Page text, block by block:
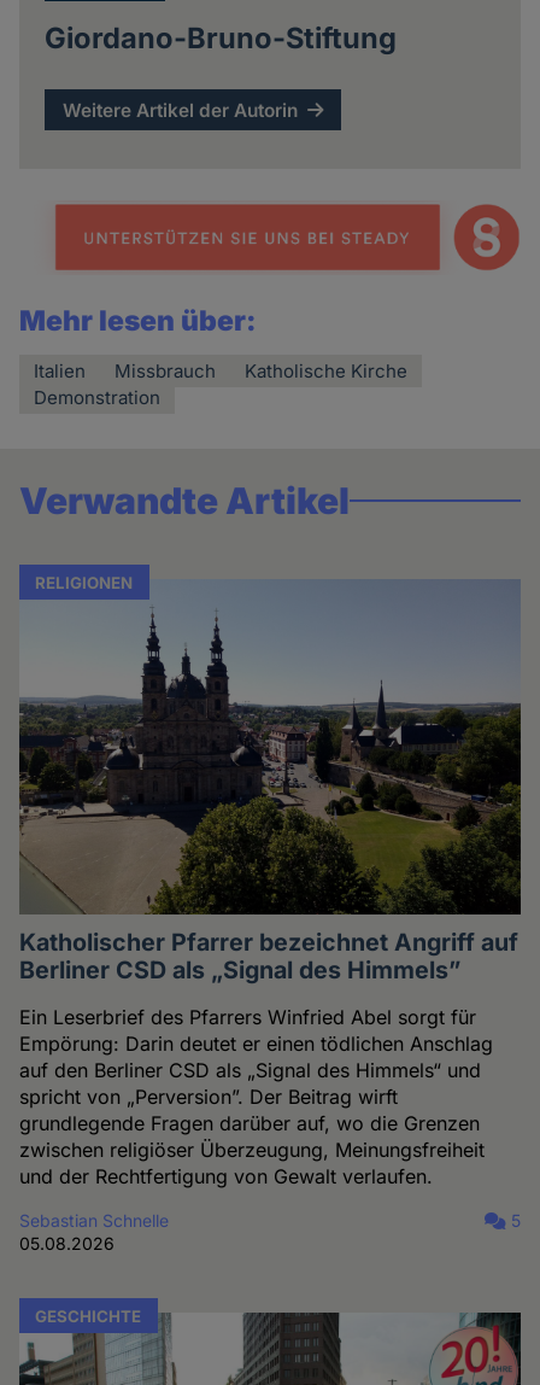
Giordano-Bruno-Stiftung
Weitere Artikel der Autorin
Mehr lesen über:
Italien Missbrauch
Katholische Kirche
Demonstration
Verwandte Artikel
RELIGIONEN
Katholischer Pfarrer bezeichnet Angriff auf
Berliner CSD als „Signal des Himmels”
Ein Leserbrief des Pfarrers Winfried Abel sorgt für
Empörung: Darin deutet er einen tödlichen Anschlag
auf den Berliner CSD als „Signal des Himmels“ und
spricht von „Perversion”. Der Beitrag wirft
grundlegende Fragen darüber auf, wo die Grenzen
zwischen religiöser Überzeugung, Meinungsfreiheit
und der Rechtfertigung von Gewalt verlaufen.
Sebastian Schnelle
05.08.2026
5
GESCHICHTE